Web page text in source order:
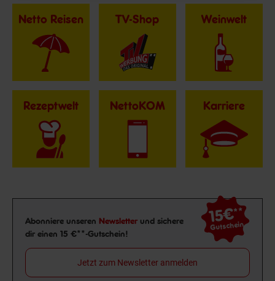
Netto Reisen TV-Shop Weinwelt
Rezeptwelt NettoKOM Karriere
Newsletter Anmeldung
Abonniere unseren Newsletter und sichere
dir einen 15 €**-Gutschein!
15€**
Gutschein
Jetzt zum Newsletter anmelden